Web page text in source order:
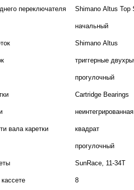
переключателя Shimano Altus Top
начальный
Shimano Altus
триггерные
прогулочный
Cartridge Bearings
неинтегрированная
вала каретки квадрат
прогулочный
SunRace, 11-34T
8